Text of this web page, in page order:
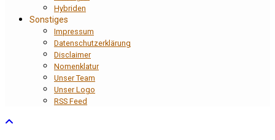
Hybriden
Sonstiges
Impressum
Datenschutzerklärung
Disclaimer
Nomenklatur
Unser Team
Unser Logo
RSS Feed